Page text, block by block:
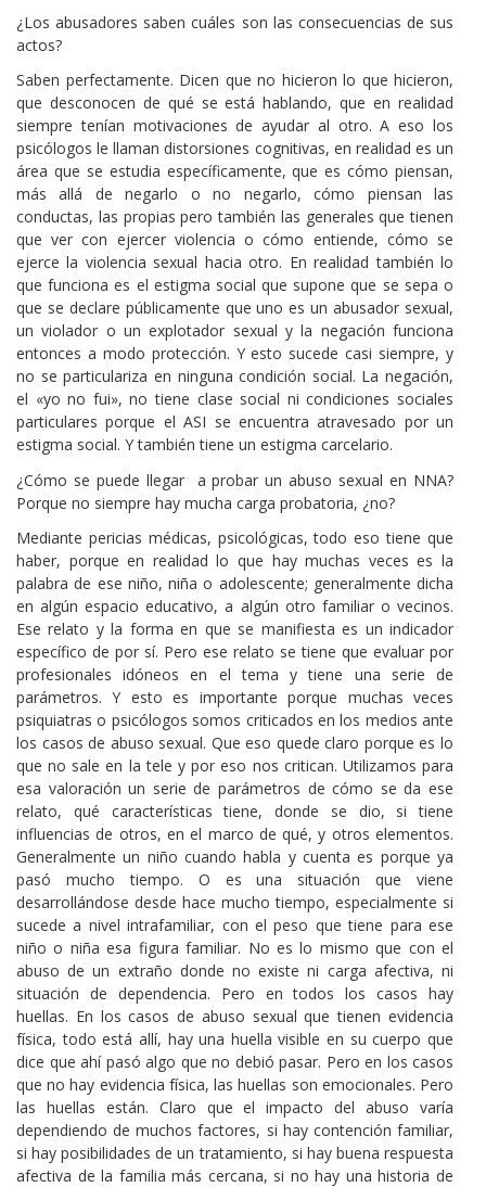
¿Los abusadores saben cuáles son las consecuencias de sus
actos?
Saben perfectamente. Dicen que no hicieron lo que hicieron,
que desconocen de qué se está hablando, que en realidad
siempre tenían motivaciones de ayudar al otro. A eso los
psicólogos le llaman distorsiones cognitivas, en realidad es un
área que se estudia específicamente, que es cómo piensan,
más allá de negarlo o no negarlo, cómo piensan las
conductas, las propias pero también las generales que tienen
que ver con ejercer violencia o cómo entiende, cómo se
ejerce la violencia sexual hacia otro. En realidad también lo
que funciona es el estigma social que supone que se sepa o
que se declare públicamente que uno es un abusador sexual,
un violador o un explotador sexual y la negación funciona
entonces a modo protección. Y esto sucede casi siempre, y
no se particulariza en ninguna condición social. La negación,
el «yo no fui», no tiene clase social ni condiciones sociales
particulares porque el ASI se encuentra atravesado por un
estigma social. Y también tiene un estigma carcelario.
¿Cómo se puede llegar a probar un abuso sexual en NNA?
Porque no siempre hay mucha carga probatoria, ¿no?
Mediante pericias médicas, psicológicas, todo eso tiene que
haber, porque en realidad lo que hay muchas veces es la
palabra de ese niño, niña o adolescente; generalmente dicha
en algún espacio educativo, a algún otro familiar o vecinos.
Ese relato y la forma en que se manifiesta es un indicador
específico de por sí. Pero ese relato se tiene que evaluar por
profesionales idóneos en el tema y tiene una serie de
parámetros. Y esto es importante porque muchas veces
psiquiatras o psicólogos somos criticados en los medios ante
los casos de abuso sexual. Que eso quede claro porque es lo
que no sale en la tele y por eso nos critican. Utilizamos para
esa valoración un serie de parámetros de cómo se da ese
relato, qué características tiene, donde se dio, si tiene
influencias de otros, en el marco de qué, y otros elementos.
Generalmente un niño cuando habla y cuenta es porque ya
pasó mucho tiempo. O es una situación que viene
desarrollándose desde hace mucho tiempo, especialmente si
sucede a nivel intrafamiliar, con el peso que tiene para ese
niño o niña esa figura familiar. No es lo mismo que con el
abuso de un extraño donde no existe ni carga afectiva, ni
situación de dependencia. Pero en todos los casos hay
huellas. En los casos de abuso sexual que tienen evidencia
física, todo está allí, hay una huella visible en su cuerpo que
dice que ahí pasó algo que no debió pasar. Pero en los casos
que no hay evidencia física, las huellas son emocionales. Pero
las huellas están. Claro que el impacto del abuso varía
dependiendo de muchos factores, si hay contención familiar,
si hay posibilidades de un tratamiento, si hay buena respuesta
afectiva de la familia más cercana, si no hay una historia de